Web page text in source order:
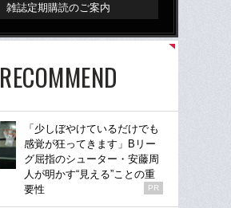
雑誌定期購読のご案内
RECOMMEND
「少しぼやけているだけでも
感覚が狂ってきます」Bリー
グ屈指のシューター・安藤周
人が明かす“見える”ことの重
要性
PR